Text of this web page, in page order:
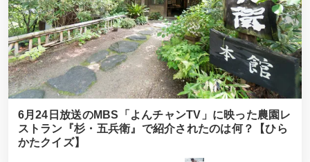
6月24日放送のMBS「よんチャンTV」に映った農園レ
ストラン『杉・五兵衛』で紹介されたのは何？【ひら
かたクイズ】